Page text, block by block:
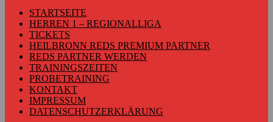
STARTSEITE
HERREN 1 – REGIONALLIGA
TICKETS
HEILBRONN REDS PREMIUM PARTNER
REDS PARTNER WERDEN
TRAININGSZEITEN
PROBETRAINING
KONTAKT
IMPRESSUM
DATENSCHUTZERKLÄRUNG